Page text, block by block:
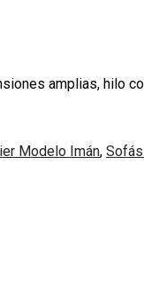
amplias, hilo
Modelo Imán,